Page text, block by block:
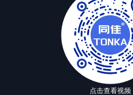
点击查看视频